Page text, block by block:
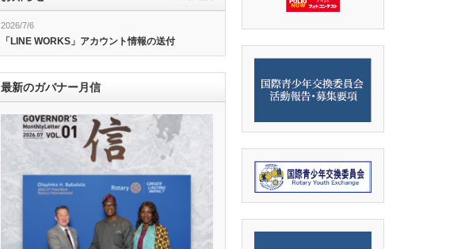
2026/7/6
「LINE WORKS」アカウント情報の送付
最新のガバナー月信